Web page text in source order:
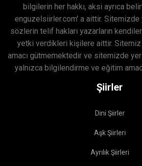
bilgilerin her hakkı, aksi ayrıca
enguzelsiirler.com' a aittir. Sitemizde
sözlerin telif hakları yazarların
yetki verdikleri kişilere aittir.
amacı gütmemektedir ve sitemizde
yalnızca bilgilendirme ve eğitim
Şiirler
Dini Şiirler
Aşk Şiirleri
Ayrılık Şiirleri